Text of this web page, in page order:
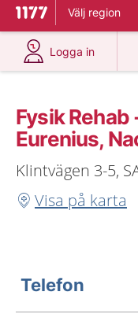
Till startsidan för
Välj region
Logga in
på 1177.se
Fysik
Eurenius,
Klintvägen 3-5,
Visa på karta
Telefon